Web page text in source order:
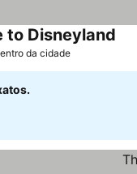
to Disneyland
da cidade